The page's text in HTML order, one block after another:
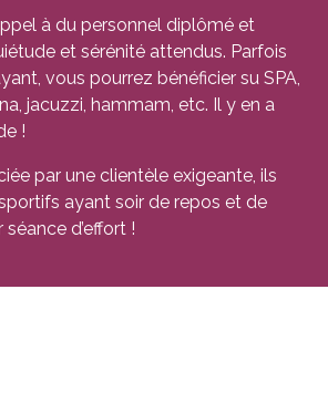
à du personnel diplômé et
et sérénité attendus. Parfois
vous pourrez bénéficier su SPA,
jacuzzi, hammam, etc. Il y en a
!
par une clientèle exigeante, ils
ayant soir de repos et de
d’effort !